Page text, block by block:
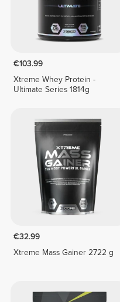
€103.99
Xtreme Whey Protein -
Ultimate Series 1814g
€32.99
Xtreme Mass Gainer 2722 g